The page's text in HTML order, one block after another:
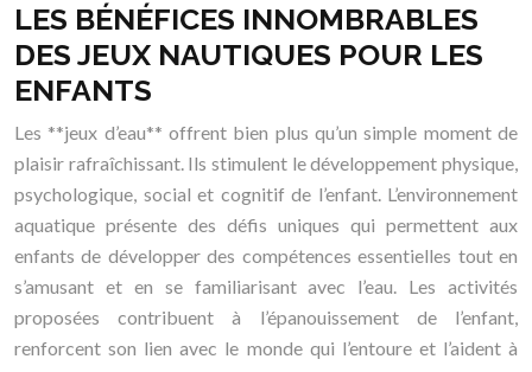
LES BÉNÉFICES INNOMBRABLES
DES JEUX NAUTIQUES POUR LES
ENFANTS
Les **jeux d’eau** offrent bien plus qu’un simple moment de
plaisir rafraîchissant. Ils stimulent le développement physique,
psychologique, social et cognitif de l’enfant. L’environnement
aquatique présente des défis uniques qui permettent aux
enfants de développer des compétences essentielles tout en
s’amusant et en se familiarisant avec l’eau. Les activités
proposées contribuent à l’épanouissement de l’enfant,
renforcent son lien avec le monde qui l’entoure et l’aident à